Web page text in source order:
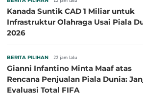
Kanada Suntik CAD 1 Miliar untuk
Infrastruktur Olahraga Usai Piala
2026
BERITA PILIHAN 22 jam lalu
Gianni Infantino Minta Maaf atas
Rencana Penjualan Piala Dunia:
Evaluasi Total FIFA